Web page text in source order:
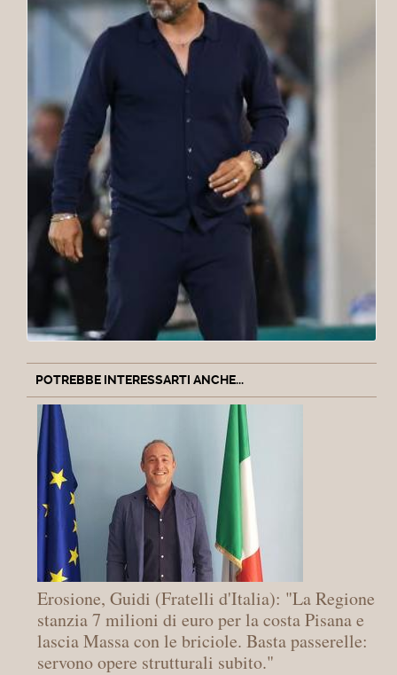
POTREBBE INTERESSARTI ANCHE...
Erosione, Guidi (Fratelli d'Italia): "La Regione
stanzia 7 milioni di euro per la costa Pisana e
lascia Massa con le briciole. Basta passerelle:
servono opere strutturali subito."